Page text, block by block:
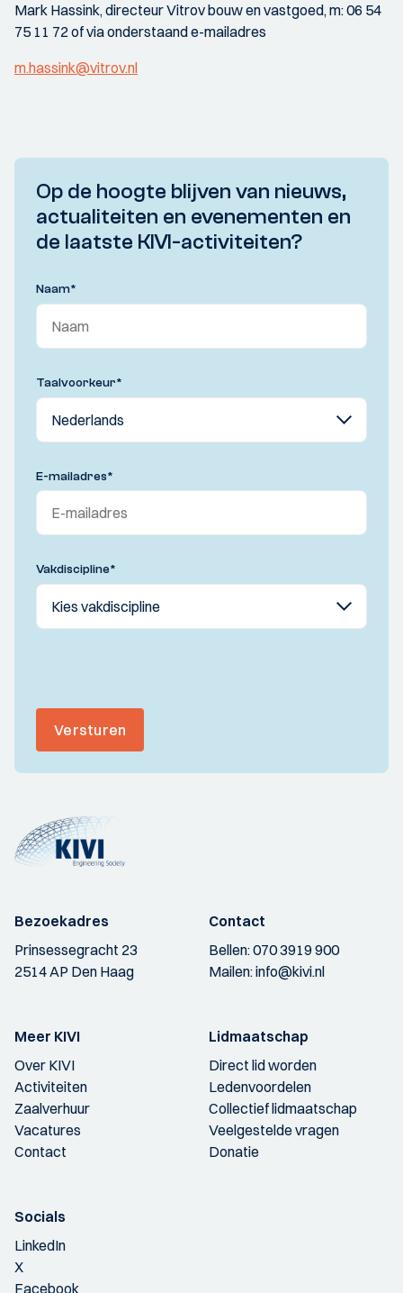
Mark Hassink, directeur Vitrov bouw en vastgoed, m: 06 54
75 11 72 of via onderstaand e-mailadres
m.hassink@vitrov.nl
Op de hoogte blijven van nieuws,
actualiteiten en evenementen en
de laatste KIVI-activiteiten?
Naam*
Taalvoorkeur*
E-mailadres*
Vakdiscipline*
Versturen
Bezoekadres
Prinsessegracht 23
2514 AP Den Haag
Contact
Bellen:070 3919 900
Mailen:info@kivi.nl
Meer KIVI
Over KIVI
Activiteiten
Zaalverhuur
Vacatures
Contact
Lidmaatschap
Direct lid worden
Ledenvoordelen
Collectief lidmaatschap
Veelgestelde vragen
Donatie
Socials
LinkedIn
X
Facebook